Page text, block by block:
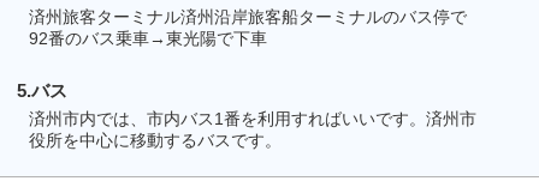
済州旅客ターミナル済州沿岸旅客船ターミナルのバス停で
92番のバス乗車→東光陽で下車
5.バス
済州市内では、市内バス1番を利用すればいいです。済州市
役所を中心に移動するバスです。